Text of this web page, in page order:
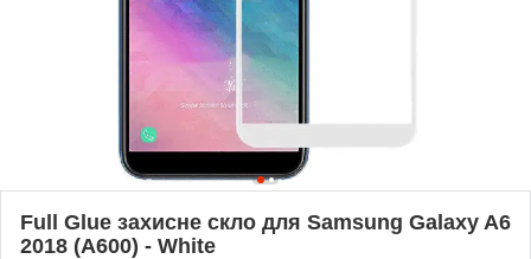
Full Glue захисне скло для Samsung Galaxy A6
2018 (A600) - White